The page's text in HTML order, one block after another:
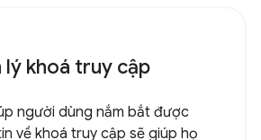
lý khoá truy cập
người dùng nắm bắt được
về khoá truy cập sẽ giúp họ